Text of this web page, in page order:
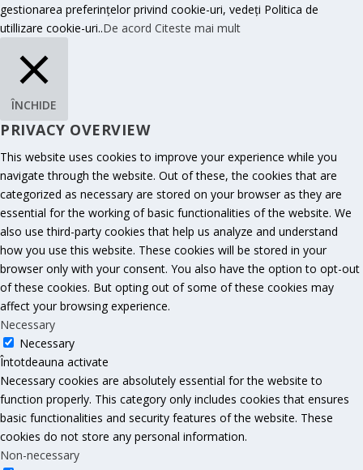
gestionarea preferințelor privind cookie-uri, vedeți Politica de
utillizare cookie-uri..De acord Citeste mai mult
ÎNCHIDE
PRIVACY OVERVIEW
This website uses cookies to improve your experience while you
navigate through the website. Out of these, the cookies that are
categorized as necessary are stored on your browser as they are
essential for the working of basic functionalities of the website. We
also use third-party cookies that help us analyze and understand
how you use this website. These cookies will be stored in your
browser only with your consent. You also have the option to opt-out
of these cookies. But opting out of some of these cookies may
affect your browsing experience.
Necessary
Necessary
Întotdeauna activate
Necessary cookies are absolutely essential for the website to
function properly. This category only includes cookies that ensures
basic functionalities and security features of the website. These
cookies do not store any personal information.
Non-necessary